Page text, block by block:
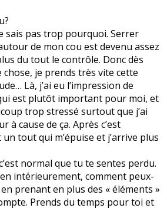
sais pas trop pourquoi. Serrer
de mon cou est devenu assez
du tout le contrôle. Donc dès
chose, je prends très vite cette
Là, j’ai eu l’impression de
est plutôt important pour moi, et
trop stressé surtout que j’ai
à cause de ça. Après c’est
un tout qui m’épuise et j’arrive plus
normal que tu te sentes perdu.
intérieurement, comment peux-
prenant en plus des « éléments »
Prends du temps pour toi et